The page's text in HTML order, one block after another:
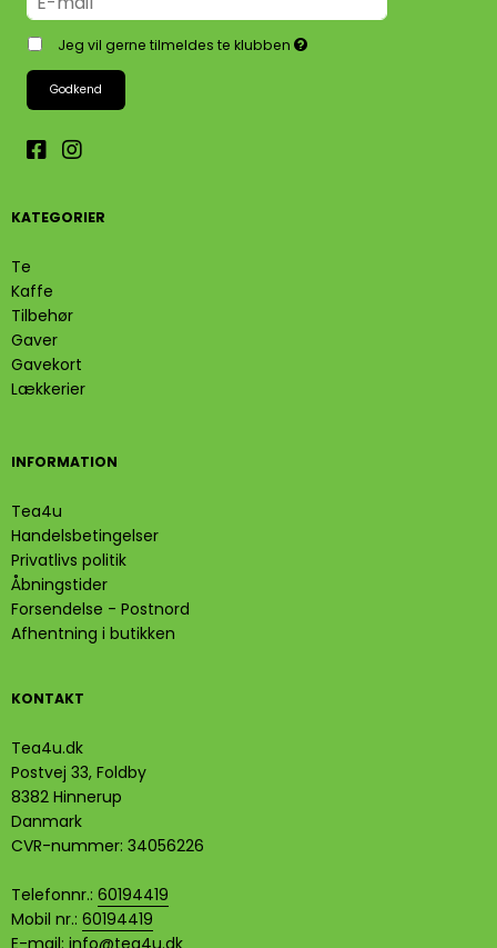
Jeg vil gerne tilmeldes te klubben
Godkend
KATEGORIER
Te
Kaffe
Tilbehør
Gaver
Gavekort
Lækkerier
INFORMATION
Tea4u
Handelsbetingelser
Privatlivs politik
Åbningstider
Forsendelse - Postnord
Afhentning i butikken
KONTAKT
Tea4u.dk
Postvej 33, Foldby
8382 Hinnerup
Danmark
CVR-nummer: 34056226
Telefonnr.: 60194419
Mobil nr.: 60194419
E-mail: info@tea4u.dk